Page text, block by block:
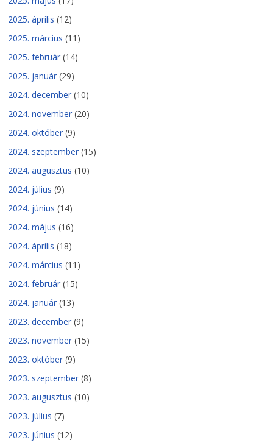
2025. április (12)
2025. március (11)
2025. február (14)
2025. január (29)
2024. december (10)
2024. november (20)
2024. október (9)
2024. szeptember (15)
2024. augusztus (10)
2024. július (9)
2024. június (14)
2024. május (16)
2024. április (18)
2024. március (11)
2024. február (15)
2024. január (13)
2023. december (9)
2023. november (15)
2023. október (9)
2023. szeptember (8)
2023. augusztus (10)
2023. július (7)
2023. június (12)